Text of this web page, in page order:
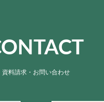
資料請求・お問い合わせ